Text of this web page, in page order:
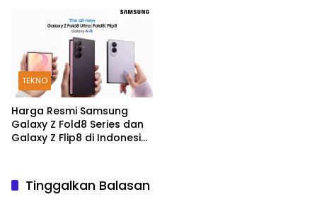
TEKNO
Harga Resmi Samsung
Galaxy Z Fold8 Series dan
Galaxy Z Flip8 di Indonesia,
Tinggalkan Balasan